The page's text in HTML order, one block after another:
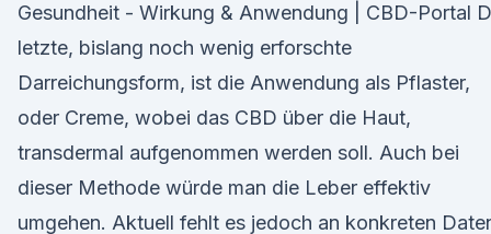
Gesundheit - Wirkung & Anwendung | CBD-Portal
letzte, bislang noch wenig erforschte
Darreichungsform, ist die Anwendung als Pflaster,
oder Creme, wobei das CBD über die Haut,
transdermal aufgenommen werden soll. Auch bei
dieser Methode würde man die Leber effektiv
umgehen. Aktuell fehlt es jedoch an konkreten